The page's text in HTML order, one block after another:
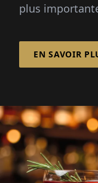
plus
Solling GmbH
à l'expertise
EN SAVOIR